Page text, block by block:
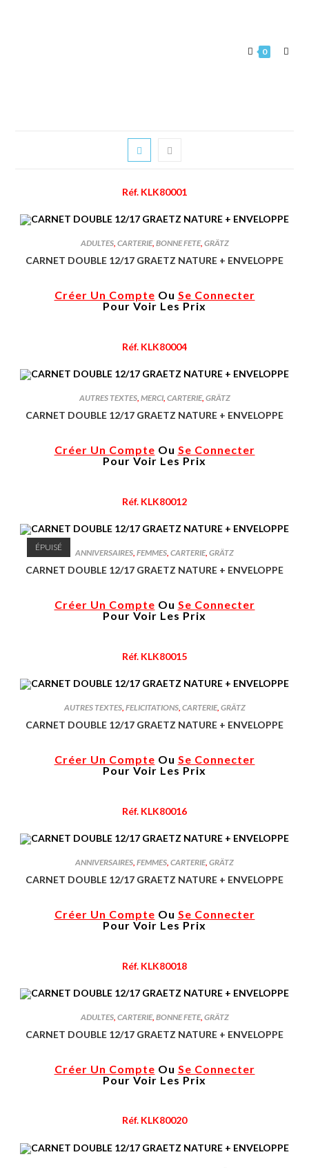
0
Réf. KLK80001
ADULTES, CARTERIE, BONNE FETE, GRÄTZ
CARNET DOUBLE 12/17 GRAETZ NATURE + ENVELOPPE
Créer Un Compte Ou Se Connecter
Pour Voir Les Prix
Réf. KLK80004
AUTRES TEXTES, MERCI, CARTERIE, GRÄTZ
CARNET DOUBLE 12/17 GRAETZ NATURE + ENVELOPPE
Créer Un Compte Ou Se Connecter
Pour Voir Les Prix
Réf. KLK80012
ÉPUISÉ
ANNIVERSAIRES, FEMMES, CARTERIE, GRÄTZ
CARNET DOUBLE 12/17 GRAETZ NATURE + ENVELOPPE
Créer Un Compte Ou Se Connecter
Pour Voir Les Prix
Réf. KLK80015
AUTRES TEXTES, FELICITATIONS, CARTERIE, GRÄTZ
CARNET DOUBLE 12/17 GRAETZ NATURE + ENVELOPPE
Créer Un Compte Ou Se Connecter
Pour Voir Les Prix
Réf. KLK80016
ANNIVERSAIRES, FEMMES, CARTERIE, GRÄTZ
CARNET DOUBLE 12/17 GRAETZ NATURE + ENVELOPPE
Créer Un Compte Ou Se Connecter
Pour Voir Les Prix
Réf. KLK80018
ADULTES, CARTERIE, BONNE FETE, GRÄTZ
CARNET DOUBLE 12/17 GRAETZ NATURE + ENVELOPPE
Créer Un Compte Ou Se Connecter
Pour Voir Les Prix
Réf. KLK80020